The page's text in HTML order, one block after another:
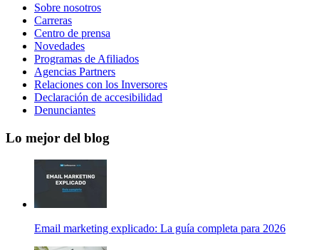
Sobre nosotros
Carreras
Centro de prensa
Novedades
Programas de Afiliados
Agencias Partners
Relaciones con los Inversores
Declaración de accesibilidad
Denunciantes
Lo mejor del blog
Email marketing explicado: La guía completa para 2026